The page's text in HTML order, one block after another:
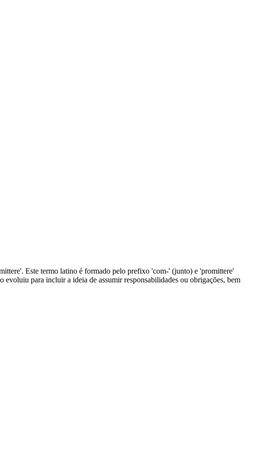
Este termo latino é formado pelo prefixo 'com-' (junto) e 'promittere'
para incluir a ideia de assumir responsabilidades ou obrigações, bem